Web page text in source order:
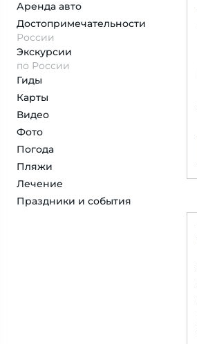
Аренда авто
Достопримеча­тельности
России
Экскурсии
по России
Гиды
Карты
Видео
Фото
Погода
Пляжи
Лечение
Праздники и события